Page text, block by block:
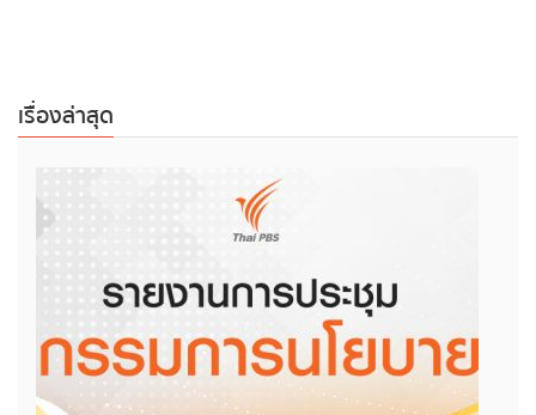
เรื่องล่าสุด